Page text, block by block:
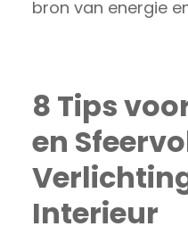
bron van energie
8 Tips
en
Interieur